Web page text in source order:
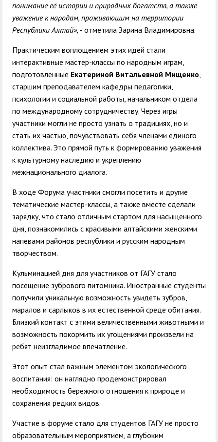
понимание её истории и природных богатств, а также
уважение к народам, проживающим на территории
Республики Алтай», - отметила Зарина Владимировна.
Практическим воплощением этих идей стали
интерактивные мастер-классы по народным играм,
подготовленные Екатериной Витальевной Мищенко,
старшим преподавателем кафедры педагогики,
психологии и социальной работы, начальником отдела
по международному сотрудничеству. Через игры
участники могли не просто узнать о традициях, но и
стать их частью, почувствовать себя членами единого
коллектива. Это прямой путь к формированию уважения
к культурному наследию и укреплению
межнационального диалога.
В ходе Форума участники смогли посетить и другие
тематические мастер-классы, а также вместе сделали
зарядку, что стало отличным стартом для насыщенного
дня, познакомились с красивыми алтайскими женскими
напевами районов республики и русским народным
творчеством.
Кульминацией дня для участников от ГАГУ стало
посещение зубрового питомника. Иностранные студенты
получили уникальную возможность увидеть зубров,
маралов и сарлыков в их естественной среде обитания.
Близкий контакт с этими величественными животными и
возможность покормить их угощениями произвели на
ребят неизгладимое впечатление.
Этот опыт стал важным элементом экологического
воспитания: он наглядно продемонстрировал
необходимость бережного отношения к природе и
сохранения редких видов.
Участие в форуме стало для студентов ГАГУ не просто
образовательным мероприятием, а глубоким